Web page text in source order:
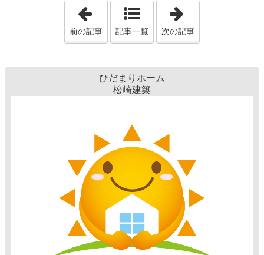
「マイホームで知りたいのは総額！」
前の記事 記事一覧 次の記事
ひだまりホーム
松崎建築